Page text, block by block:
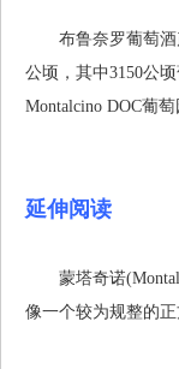
布鲁奈罗葡萄酒产
公顷，其中3150公
Montalcino DOC葡
延伸阅读
蒙塔奇诺
像一个较为规整的